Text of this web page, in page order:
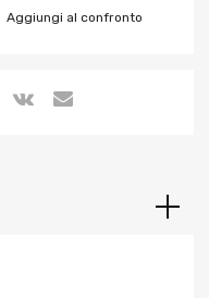
Aggiungi al confronto